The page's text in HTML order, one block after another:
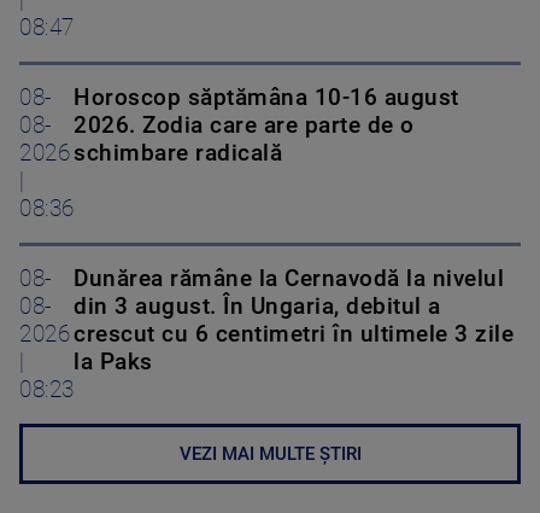
08:47
08-
08-
2026
08:36
Horoscop săptămâna 10-16 august
2026. Zodia care are parte de o
schimbare radicală
08-
08-
2026
08:23
Dunărea rămâne la Cernavodă la nivelul
din 3 august. În Ungaria, debitul a
crescut cu 6 centimetri în ultimele 3 zile
la Paks
VEZI MAI MULTE ȘTIRI